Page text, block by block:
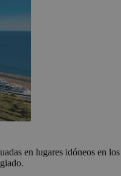
en lugares idóneos en los